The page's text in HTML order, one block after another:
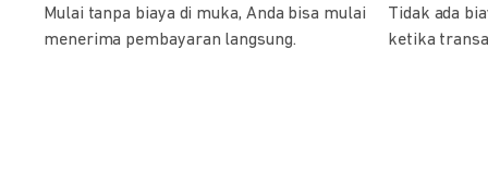
Mulai tanpa biaya di muka, Anda bisa mulai
menerima pembayaran langsung.
Tidak ada
ketika